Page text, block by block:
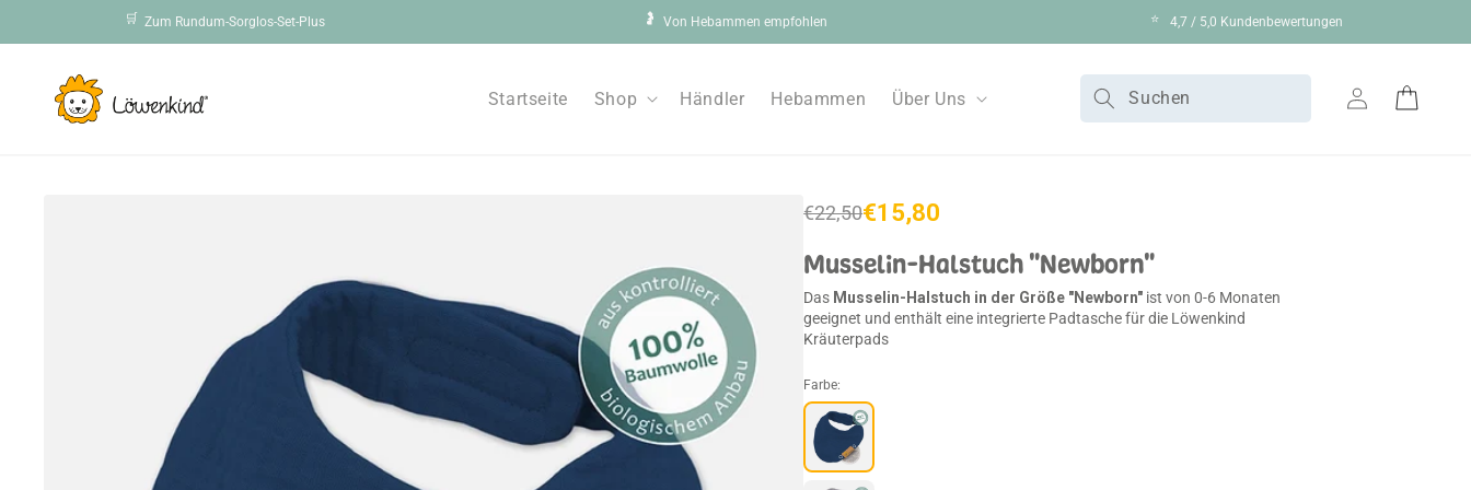
Inhalt
🛒 Zum Rundum-Sorglos-Set-Plus 🤰 Von Hebammen empfohlen ⭐ 4,7 / 5,0 Kundenbewertungen
Startseite Shop Händler Hebammen Über Uns Suchen EinloggenWarenkorb
Normaler
€22,50
Verkaufspreis
€15,80
Musselin-Halstuch "Newborn"
Das Musselin-Halstuch in der Größe "Newborn" ist von 0-6 Monaten
geeignet und enthält eine integrierte Padtasche für die Löwenkind
Kräuterpads
Farbe: